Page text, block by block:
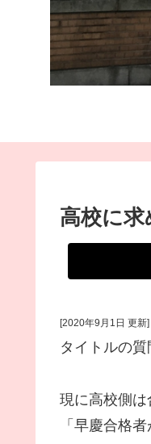
高校に
[2020年9月1日 更新]
タイトルの
現に高校側は
「早慶合格